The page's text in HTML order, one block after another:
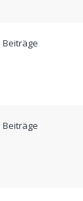
Beiträge
Beiträge